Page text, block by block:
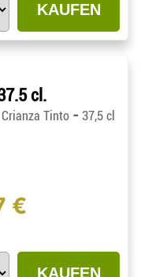
KAUFEN
cl.
Tinto - 37,5 cl
€
KAUFEN